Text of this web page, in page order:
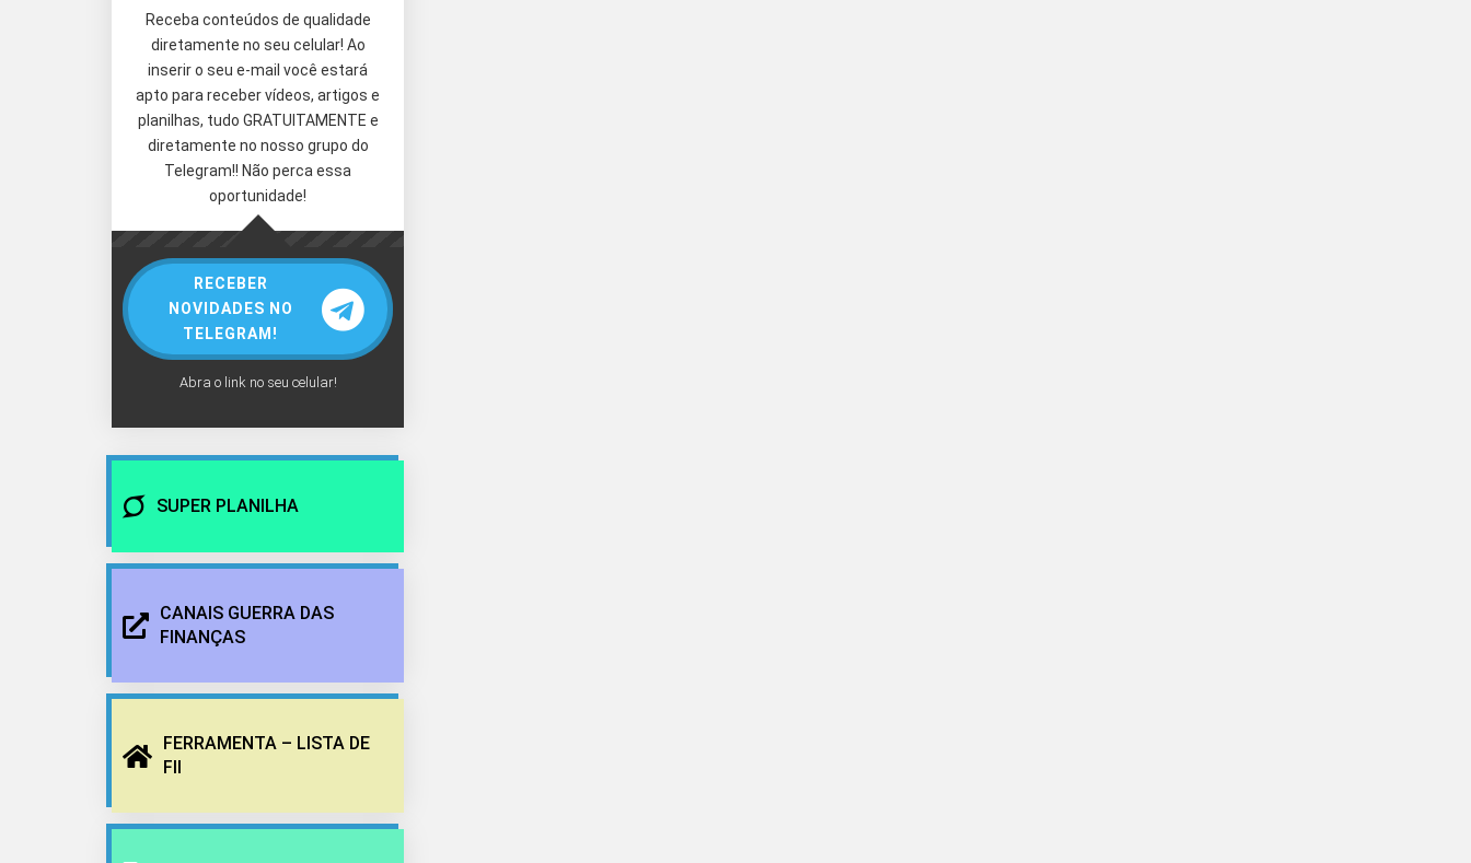
Receba conteúdos de qualidade
diretamente no seu celular! Ao
inserir o seu e-mail você estará
apto para receber vídeos, artigos e
planilhas, tudo GRATUITAMENTE e
diretamente no nosso grupo do
Telegram!! Não perca essa
oportunidade!
RECEBER
NOVIDADES NO
TELEGRAM!
Abra o link no seu celular!
SUPER PLANILHA
CANAIS GUERRA DAS
FINANÇAS
FERRAMENTA – LISTA DE
FII